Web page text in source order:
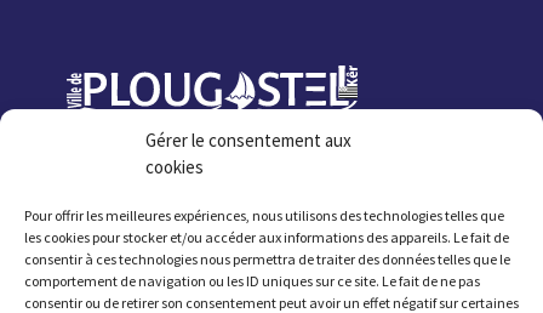
Gérer le consentement aux
cookies
Pour offrir les meilleures expériences, nous utilisons des technologies telles que
les cookies pour stocker et/ou accéder aux informations des appareils. Le fait de
consentir à ces technologies nous permettra de traiter des données telles que le
comportement de navigation ou les ID uniques sur ce site. Le fait de ne pas
consentir ou de retirer son consentement peut avoir un effet négatif sur certaines
Mairie de Plougastel
1 rue Jean Fournier
CS80031 29470 Plougastel
L’accueil de la mairie est ouvert